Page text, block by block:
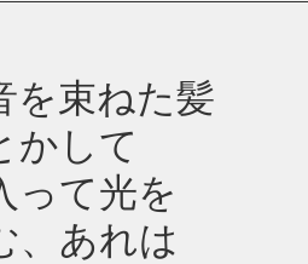
を束ねた髪
かして
って光を
、あれは